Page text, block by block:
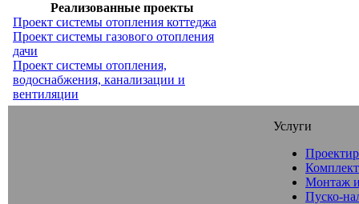
Реализованные проекты
Проект системы отопления коттеджа
Проект системы газового отопления
дачи
Проект системы отопления,
водоснабжения, канализации и
вентиляции
Услуги
Монтаж
Пуско-